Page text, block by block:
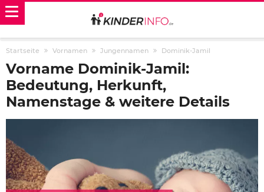
Startseite Vornamen Jungennamen Dominik-Jamil
Vorname Dominik-Jamil:
Bedeutung, Herkunft,
Namenstage & weitere Details